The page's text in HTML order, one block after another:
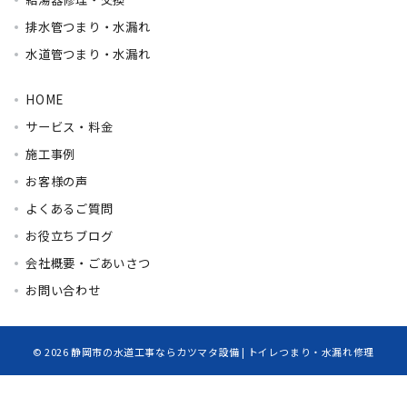
排水管つまり・水漏れ
水道管つまり・水漏れ
HOME
サービス・料金
施工事例
お客様の声
よくあるご質問
お役立ちブログ
会社概要・ごあいさつ
お問い合わせ
© 2026静岡市の水道工事ならカツマタ設備 | トイレつまり・水漏れ修理